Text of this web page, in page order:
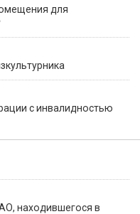
для
с инвалидностью
находившегося в